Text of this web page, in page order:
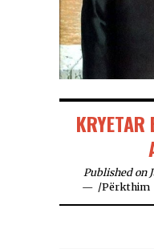
Published on
/Përkthim